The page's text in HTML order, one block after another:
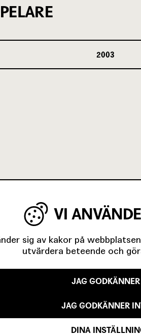
2003
MINUTER OM
OCH
VI
sig av kakor på
utvärdera beteende och
JAG GODKÄNNER
JAG GODKÄNNER
DINA